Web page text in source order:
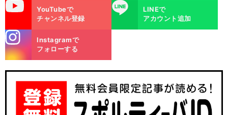
YouTubeで
チャンネル登録
LINE
LINEで
アカウント追加
m
Instagramで
フォローする